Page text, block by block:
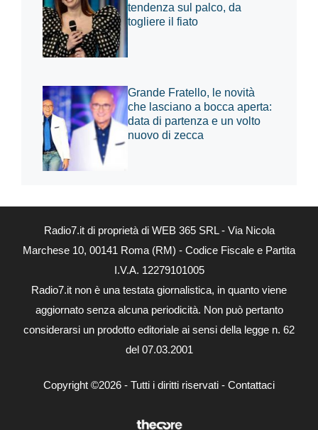
tendenza sul palco, da
togliere il fiato
Grande Fratello, le novità
che lasciano a bocca aperta:
data di partenza e un volto
nuovo di zecca
Radio7.it di proprietà di WEB 365 SRL - Via Nicola
Marchese 10, 00141 Roma (RM) - Codice Fiscale e Partita
I.V.A. 12279101005
Radio7.it non è una testata giornalistica, in quanto viene
aggiornato senza alcuna periodicità. Non può pertanto
considerarsi un prodotto editoriale ai sensi della legge n. 62
del 07.03.2001
Copyright ©2026 - Tutti i diritti riservati - Contattaci